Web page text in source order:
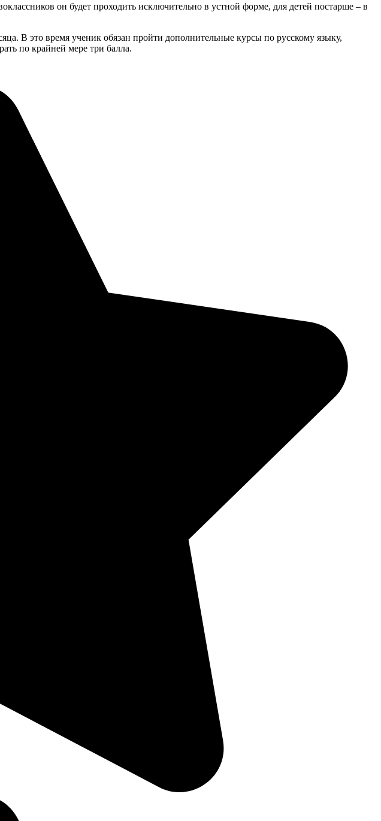
он будет проходить исключительно в устной форме, для детей постарше – в
В это время ученик обязан пройти дополнительные курсы по русскому языку,
по крайней мере три балла.